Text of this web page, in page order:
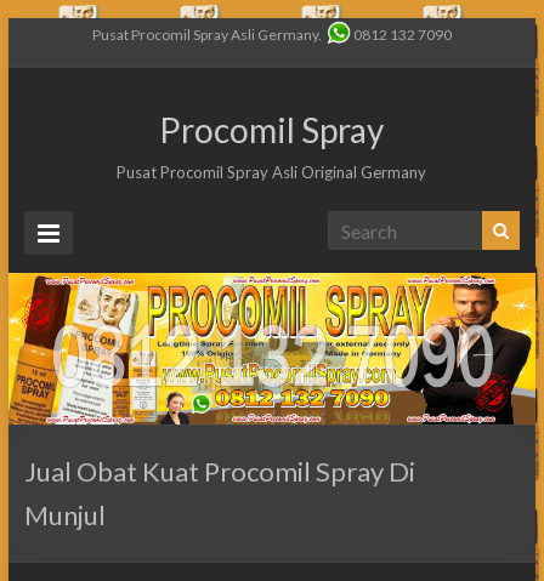
Pusat Procomil Spray Asli Germany. 0812 132 7090
Procomil Spray
Pusat Procomil Spray Asli Original Germany
Jual Obat Kuat Procomil Spray Di
Munjul